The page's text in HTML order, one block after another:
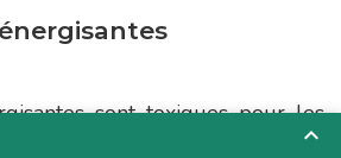
sont toxiques pour les
en raison de leur teneur